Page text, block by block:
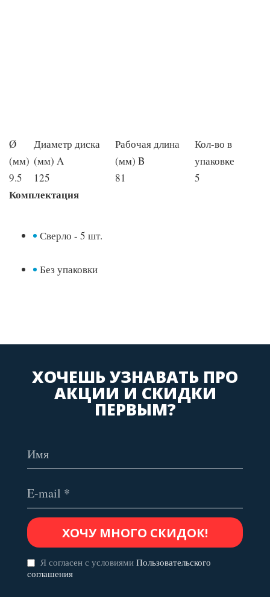
Ø
(мм)
Диаметр диска
(мм) A
Рабочая длина
(мм) B
Кол-во в
упаковке
9.5
125 81 5
Комплектация
Сверло - 5 шт.
Без упаковки
ХОЧЕШЬ УЗНАВАТЬ ПРО
АКЦИИ И СКИДКИ
ПЕРВЫМ?
Я согласен с условиями Пользовательского
соглашения